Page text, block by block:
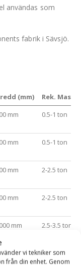
vi tekniker som
från din enhet. Genom
användas som
fabrik i Sävsjö.
(mm)
Rek.
mm 0.5-1 ton
mm 0.5-1 ton
mm 2-2.5 ton
mm 2-2.5 ton
mm 2.5-3.5 ton
mm 2.5-3.5 ton